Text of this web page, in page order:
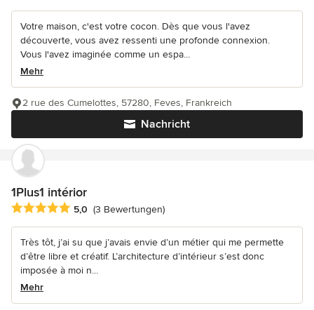
Votre maison, c'est votre cocon. Dès que vous l'avez
découverte, vous avez ressenti une profonde connexion.
Vous l'avez imaginée comme un espa...
Mehr
Nachricht
2 rue des Cumelottes, 57280, Feves, Frankreich
1Plus1 intérior
Durchschnittliche Bewertung: 5 von 5 Sternen
5,0 (3 Bewertungen)
Très tôt, j’ai su que j’avais envie d’un métier qui me permette
d’être libre et créatif. L’architecture d’intérieur s’est donc
imposée à moi n...
Mehr